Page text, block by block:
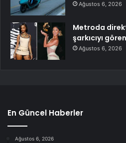
Ağustos 6, 2026
Metroda
şarkıcıyı
Ağustos 6, 2026
En Güncel Haberler
Ağustos 6, 2026